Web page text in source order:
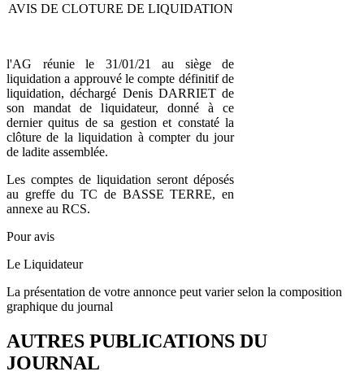
AVIS DE CLOTURE DE LIQUIDATION
l'AG réunie le 31/01/21 au siège de
liquidation a approuvé le compte définitif de
liquidation, déchargé Denis DARRIET de
son mandat de liquidateur, donné à ce
dernier quitus de sa gestion et constaté la
clôture de la liquidation à compter du jour
de ladite assemblée.
Les comptes de liquidation seront déposés
au greffe du TC de BASSE TERRE, en
annexe au RCS.
Pour avis
Le Liquidateur
La présentation de votre annonce peut varier selon la composition
graphique du journal
AUTRES PUBLICATIONS DU
JOURNAL